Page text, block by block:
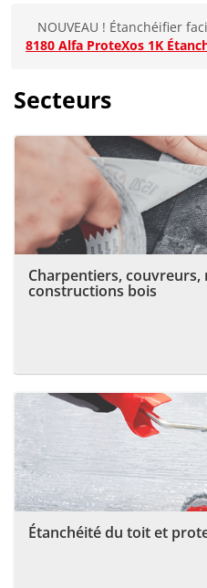
NOUVEAU ! Étanchéifier
8180 Alfa ProteXos 1K
Secteurs
Charpentiers, couvreurs,
constructions bois
Étanchéité du toit et